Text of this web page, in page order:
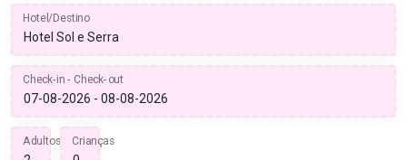
Hotel/Destino
Check-in - Check-out
Adultos Crianças